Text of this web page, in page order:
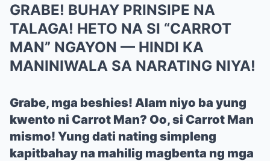
GRABE! BUHAY PRINSIPE NA
TALAGA! HETO NA SI “CARROT
MAN” NGAYON — HINDI KA
MANINIWALA SA NARATING NIYA!
Grabe, mga beshies! Alam niyo ba yung
kwento ni Carrot Man? Oo, si Carrot Man
mismo! Yung dati nating simpleng
kapitbahay na mahilig magbenta ng mga